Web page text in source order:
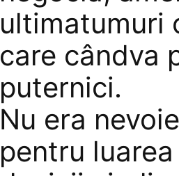
ultimatumuri
care cândva
puternici.
Nu era
pentru